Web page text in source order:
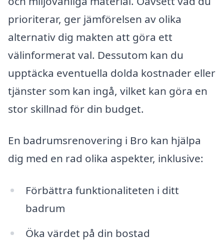
prioriterar, ger jämförelsen av olika
alternativ dig makten att göra ett
välinformerat val. Dessutom kan du
upptäcka eventuella dolda kostnader eller
tjänster som kan ingå, vilket kan göra en
stor skillnad för din budget.
En badrumsrenovering i Bro kan hjälpa
dig med en rad olika aspekter, inklusive:
Förbättra funktionaliteten i ditt
badrum
Öka värdet på din bostad